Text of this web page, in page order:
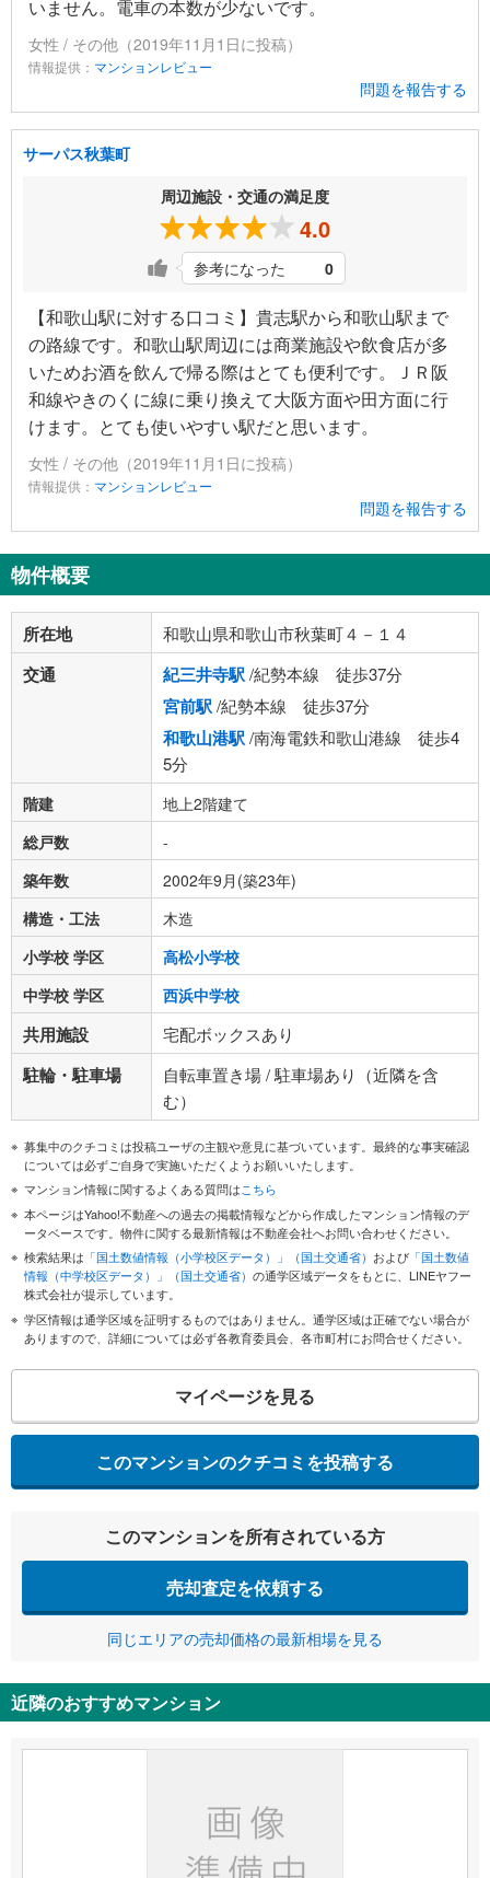
いません。電車の本数が少ないです。
女性 / その他（2019年11月1日に投稿）
情報提供： マンションレビュー
問題を報告する
サーパス秋葉町
周辺施設・交通の満足度
4.0
参考になった 0
【和歌山駅に対する口コミ】貴志駅から和歌山駅まで
の路線です。和歌山駅周辺には商業施設や飲食店が多
いためお酒を飲んで帰る際はとても便利です。ＪＲ阪
和線やきのくに線に乗り換えて大阪方面や田方面に行
けます。とても使いやすい駅だと思います。
女性 / その他（2019年11月1日に投稿）
情報提供： マンションレビュー
問題を報告する
物件概要
所在地 和歌山県和歌山市秋葉町４－１４
交通 紀三井寺駅/紀勢本線 徒歩37分
宮前駅/紀勢本線 徒歩37分
和歌山港駅/南海電鉄和歌山港線 徒歩4
5分
階建
地上2階建て
総戸数
-
築年数
2002年9月(築23年)
構造・工法
木造
小学校 学区
高松小学校
中学校 学区
西浜中学校
共用施設 宅配ボックスあり
駐輪・駐車場
自転車置き場 / 駐車場あり（近隣を含
む）
募集中のクチコミは投稿ユーザの主観や意見に基づいています。最終的な事実確認
については必ずご自身で実施いただくようお願いいたします。
マンション情報に関するよくある質問はこちら
本ページはYahoo!不動産への過去の掲載情報などから作成したマンション情報のデ
ータベースです。物件に関する最新情報は不動産会社へお問い合わせください。
検索結果は 「国土数値情報（小学校区データ）」（国土交通省） および 「国土数値
情報（中学校区データ）」（国土交通省） の通学区域データをもとに、LINEヤフー
株式会社が提示しています。
学区情報は通学区域を証明するものではありません。通学区域は正確でない場合が
ありますので、詳細については必ず各教育委員会、各市町村にお問合せください。
マイページを見る
このマンションのクチコミを投稿する
このマンションを所有されている方
売却査定を依頼する
同じエリアの売却価格の最新相場を見る
近隣のおすすめマンション